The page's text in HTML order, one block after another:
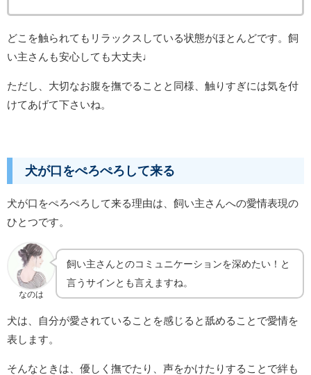
どこを触られてもリラックスしている状態がほとんどです。 飼
い主さんも安心しても大丈夫 ♩
ただし、大切なお腹を撫でることと同様、触りすぎには気を付
けてあげて下さいね。
犬が口をぺろぺろして来る
犬が口をぺろぺろして来る理由は、飼い主さんへの愛情表現の
ひとつです。
なのは
飼い主さんとのコミュニケーションを深めたい！と
言うサインとも言えますね。
犬は、自分が愛されていることを感じると舐めることで愛情を
表します。
そんなときは、優しく撫でたり、声をかけたりすることで絆も